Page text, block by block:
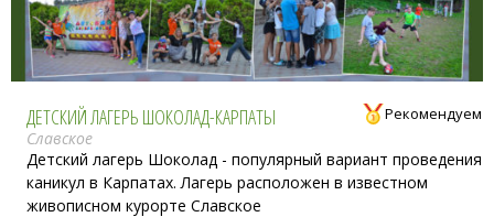
ДЕТСКИЙ ЛАГЕРЬ ШОКОЛАД-КАРПАТЫ
Славское
Детский лагерь Шоколад - популярный вариант проведения
каникул в Карпатах. Лагерь расположен в известном
живописном курорте Славское
Рекомендуем